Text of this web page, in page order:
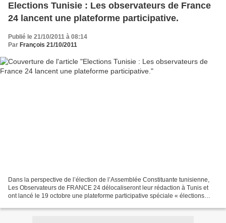
Elections Tunisie : Les observateurs de France
24 lancent une plateforme participative.
Publié le 21/10/2011 à 08:14
Par François 21/10/2011
Dans la perspective de l’élection de l’Assemblée Constituante tunisienne,
Les Observateurs de FRANCE 24 délocaliseront leur rédaction à Tunis et
ont lancé le 19 octobre une plateforme participative spéciale « élections